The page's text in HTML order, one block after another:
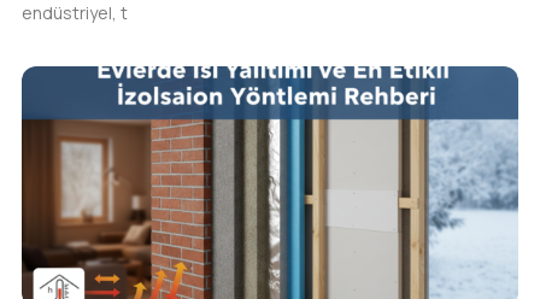
endüstriyel, t